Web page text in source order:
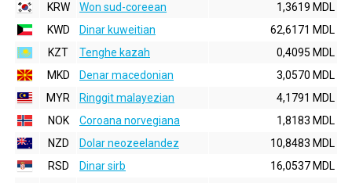
KRW
Won sud-coreean
1,3619 MDL
KWD
Dinar kuweitian
62,6171 MDL
KZT
Tenghe kazah
0,4095 MDL
MKD
Denar macedonian
3,0570 MDL
MYR
Ringgit malayezian
4,1791 MDL
NOK
Coroana norvegiana
1,8183 MDL
NZD
Dolar neozeelandez
10,8483 MDL
RSD
Dinar sirb
16,0537 MDL